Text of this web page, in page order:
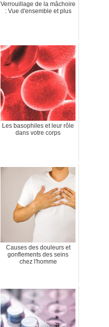
Verrouillage de la mâchoire
: Vue d'ensemble et plus
Les basophiles et leur rôle
dans votre corps
Causes des douleurs et
gonflements des seins
chez l'homme